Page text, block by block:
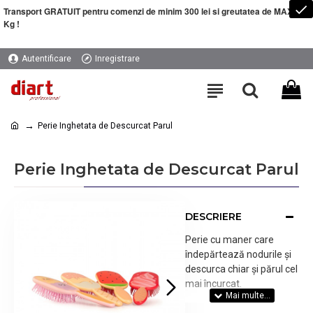
Transport GRATUIT pentru comenzi de minim 300 lei si greutatea de MAXIM 5
Kg !
Autentificare Inregistrare
Perie Inghetata de Descurcat Parul
Perie Inghetata de Descurcat Parul
DESCRIERE
Perie cu maner care
îndepărtează nodurile și
descurca chiar și părul cel
mai încurcat.